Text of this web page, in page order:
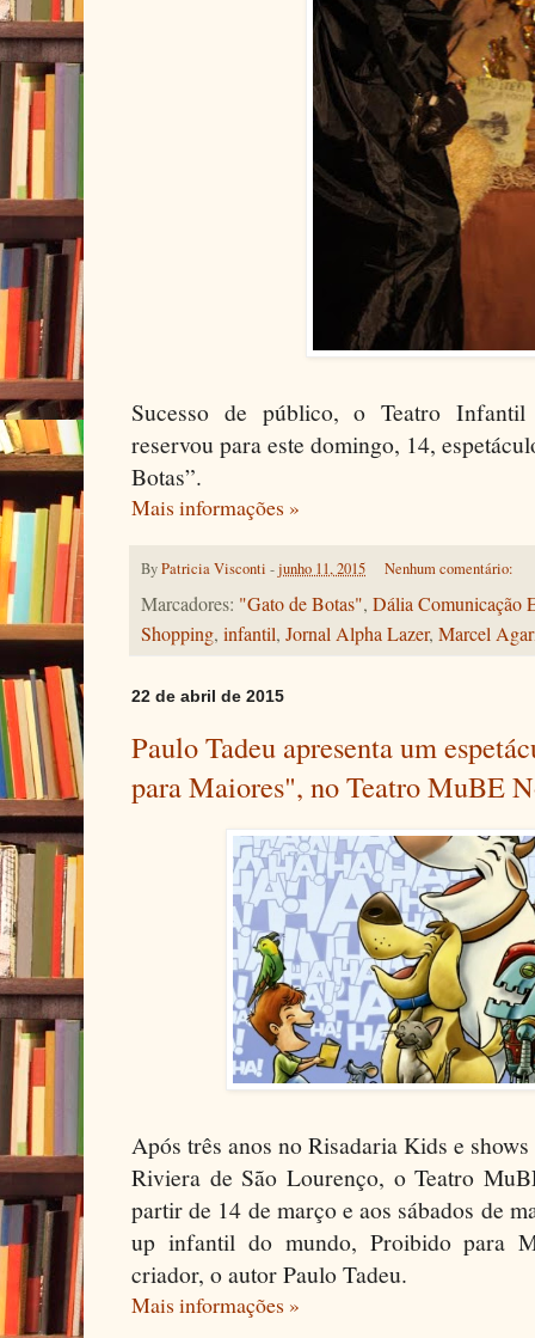
Sucesso de público, o Teatro
reservou para este domingo, 14,
Botas”.
Mais informações »
ByPatricia Visconti -junho 11, 2015 Nenhum comentário:
Marcadores: "Gato de Botas", Dália Comunicação
Shopping, infantil, Jornal Alpha Lazer, Marcel
22 de abril de 2015
Paulo Tadeu apresenta um
para Maiores", no Teatro MuBE
Após três anos no Risadaria Kids e
Riviera de São Lourenço, o Teatro
partir de 14 de março e aos sábados de
up infantil do mundo, Proibido para
criador, o autor Paulo Tadeu.
Mais informações »